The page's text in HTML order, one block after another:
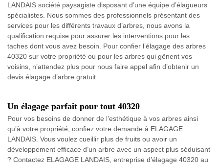
LANDAIS société paysagiste disposant d’une équipe d’élagueurs
spécialistes. Nous sommes des professionnels présentant des
services pour les différents travaux d’arbres, nous avons la
qualification requise pour assurer les interventions pour les
taches dont vous avez besoin. Pour confier l’élagage des arbres
40320 sur votre propriété ou pour les arbres qui gênent vos
voisins, n’attendez plus pour nous faire appel afin d’obtenir un
devis élagage d’arbre gratuit.
Un élagage parfait pour tout 40320
Pour vos besoins de donner de l’esthétique à vos arbres ainsi
qu’à votre propriété, confiez votre demande à ELAGAGE
LANDAIS. Vous voulez cueillir plus de fruits ou avoir un
développement efficace d’un arbre avec un aspect plus séduisant
? Contactez ELAGAGE LANDAIS, entreprise d’élagage 40320 au